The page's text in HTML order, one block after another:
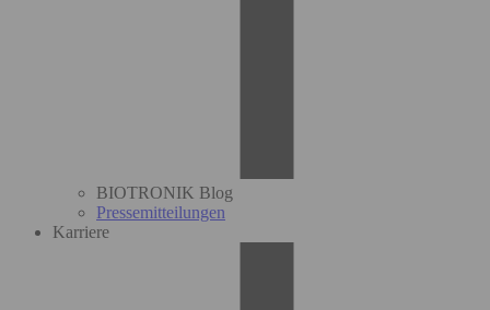
BIOTRONIK Blog
Pressemitteilungen
Karriere